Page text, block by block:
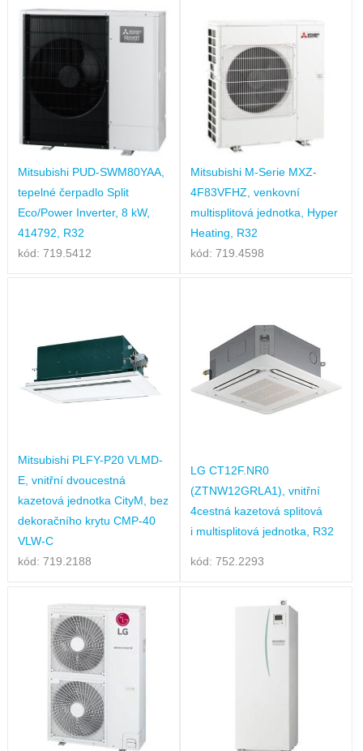
Mitsubishi PUD-SWM80YAA,
tepelné čerpadlo Split
Eco/Power Inverter, 8 kW,
414792, R32
kód: 719.5412
Mitsubishi M-Serie MXZ-
4F83VFHZ, venkovní
multisplitová jednotka, Hyper
Heating, R32
kód: 719.4598
Mitsubishi PLFY-P20 VLMD-
E, vnitřní dvoucestná
kazetová jednotka CityM, bez
dekoračního krytu CMP-40
VLW-C
kód: 719.2188
LG CT12F.NR0
(ZTNW12GRLA1), vnitřní
4cestná kazetová splitová
i multisplitová jednotka, R32
kód: 752.2293